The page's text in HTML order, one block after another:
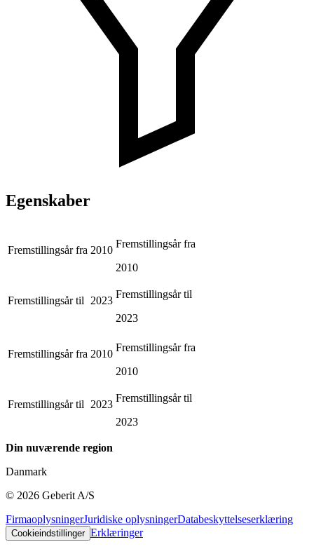
Egenskaber
Fremstillingsår fra 2010
Fremstillingsår fra
2010
Fremstillingsår til 2023
Fremstillingsår til
2023
Fremstillingsår fra 2010
Fremstillingsår fra
2010
Fremstillingsår til 2023
Fremstillingsår til
2023
Din nuværende region
Danmark
© 2026 Geberit A/S
FirmaoplysningerJuridiske oplysningerDatabeskyttelseserklæring
Cookieindstillinger Erklæringer